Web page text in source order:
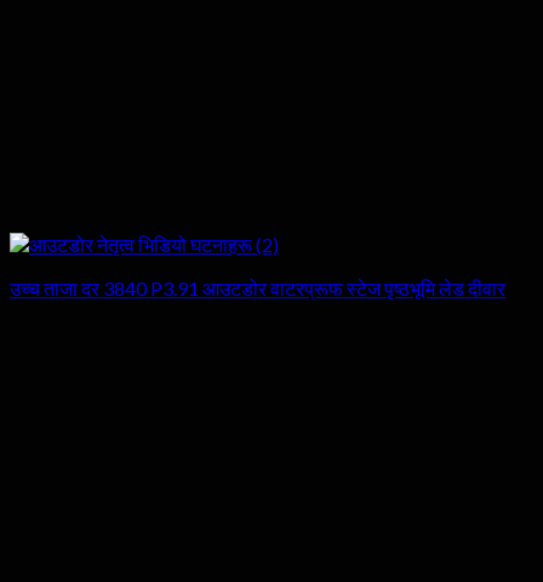
उच्च ताजा दर 3840 P3.91 आउटडोर वाटरप्रूफ स्टेज पृष्ठभूमि लेड दीवार